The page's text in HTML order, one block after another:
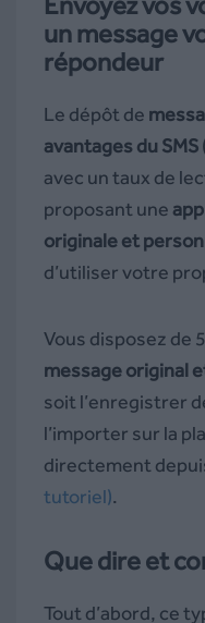
un message
répondeur
Le dépôt de
avantages du SMS
avec un taux de
proposant une
originale et
d’utiliser votre
Vous disposez de
message original
soit l’enregistrer
l’importer sur la
directement
tutoriel).
Que dire et
Tout d’abord, ce